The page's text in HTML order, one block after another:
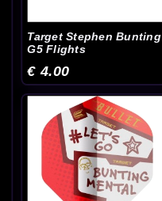
Target Stephen Bunting
G5 Flights
€ 4.00